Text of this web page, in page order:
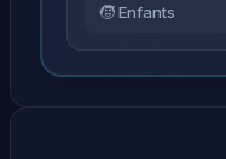
🧒 Enfants